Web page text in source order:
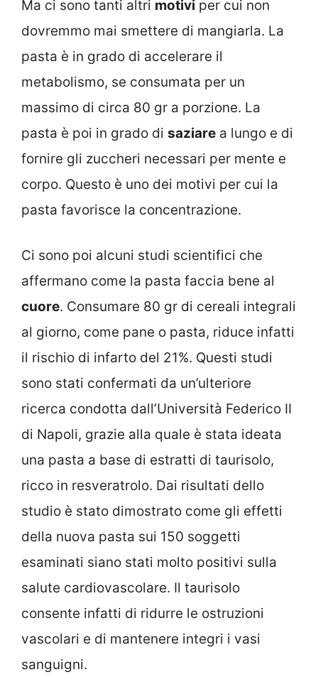
Ma ci sono tanti altri motivi per cui non
dovremmo mai smettere di mangiarla. La
pasta è in grado di accelerare il
metabolismo, se consumata per un
massimo di circa 80 gr a porzione. La
pasta è poi in grado di saziare a lungo e di
fornire gli zuccheri necessari per mente e
corpo. Questo è uno dei motivi per cui la
pasta favorisce la concentrazione.
Ci sono poi alcuni studi scientifici che
affermano come la pasta faccia bene al
cuore. Consumare 80 gr di cereali integrali
al giorno, come pane o pasta, riduce infatti
il rischio di infarto del 21%. Questi studi
sono stati confermati da un’ulteriore
ricerca condotta dall’Università Federico II
di Napoli, grazie alla quale è stata ideata
una pasta a base di estratti di taurisolo,
ricco in resveratrolo. Dai risultati dello
studio è stato dimostrato come gli effetti
della nuova pasta sui 150 soggetti
esaminati siano stati molto positivi sulla
salute cardiovascolare. Il taurisolo
consente infatti di ridurre le ostruzioni
vascolari e di mantenere integri i vasi
sanguigni.